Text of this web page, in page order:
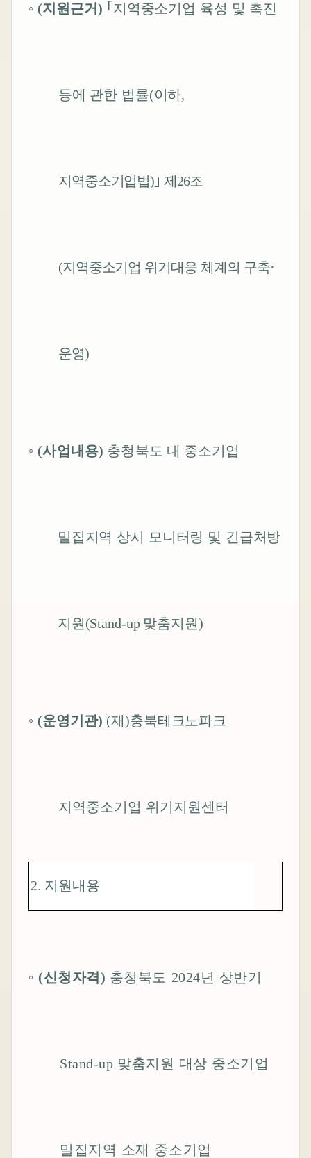
◦ (지원근거) ｢ 지역중소기업 육성 및 촉진
등에 관한 법률(이하,
지역중소기업법) ｣제 26조
(지역중소기업 위기대응 체계의 구축·
운영)
◦ (사업내용) 충청북도 내 중소기업
밀집지역 상시 모니터링 및 긴급처방
지원(Stand-up 맞춤지원)
◦ (운영기관) (재)충북테크노파크
지역중소기업 위기지원센터
2. 지원내용
◦ (신청자격) 충청북도 2024년 상반기
Stand-up 맞춤지원 대상 중소기업
밀집지역 소재 중소기업